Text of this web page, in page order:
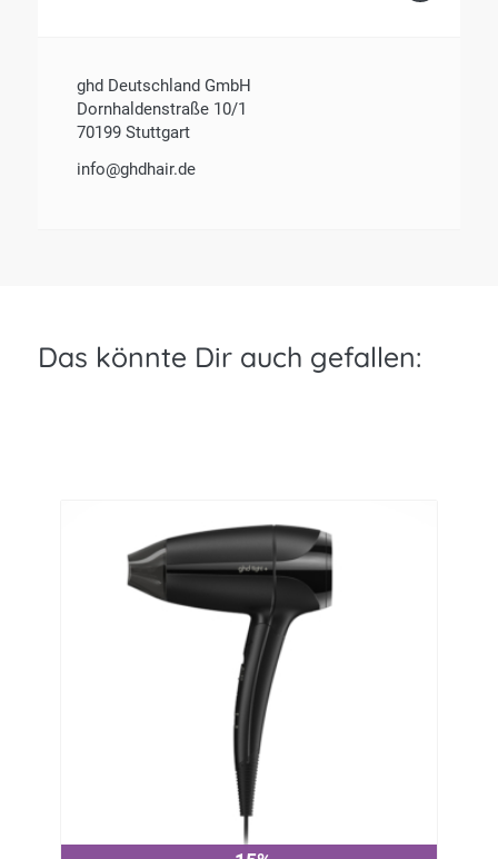
ghd Deutschland GmbH
Dornhaldenstraße 10/1
70199 Stuttgart
info@ghdhair.de
Das könnte Dir auch gefallen: